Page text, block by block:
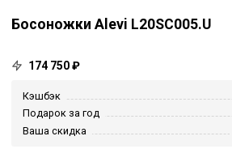
Босоножки Alevi L20SC005.U
174 750 ₽
Кэшбэк
Подарок за год
Ваша скидка